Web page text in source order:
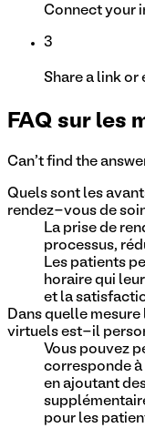
Connect your
3
Share a link or
FAQ sur les
Can't find the
Quels sont les
rendez-vous de
La prise de
processus,
Les patients
horaire qui
et la
Dans quelle
virtuels est-il
Vous pouvez
corresponde à
en ajoutant
pour les